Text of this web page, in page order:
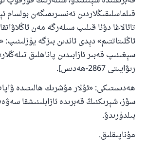
قىلماسلىقىڭلاردىن ئەنسىرىمىگەن بولسام
تائالاغا دۇئا قىلىپ سىلەرگە مەن
ئاڭلىتاتتىم» دېدى ئاندىن بىزگە يۈزلىنىپ:
سېغىنىپ قەبىر ئازابىدىن پاناھلىق
رىۋايىتى 2867-ھەدىس].
ھەدىستىكى: «ئۇلار مۇشرىك ھالىتىدە
سۆز، شېرىكنىڭ قەبرىدە ئازابلىنىشقا
بىلدۈرىدۇ.
مۇناپىقلىق.